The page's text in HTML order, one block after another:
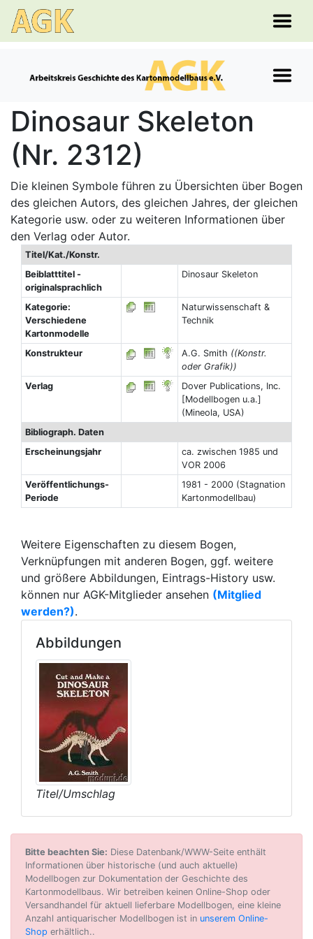
Dinosaur Skeleton
(Nr. 2312)
Die kleinen Symbole führen zu Übersichten über Bogen
des gleichen Autors, des gleichen Jahres, der gleichen
Kategorie usw. oder zu weiteren Informationen über
den Verlag oder Autor.
Titel/Kat./Konstr.
Beiblatttitel -
originalsprachlich
Dinosaur Skeleton
Kategorie:
Verschiedene
Kartonmodelle
Naturwissenschaft &
Technik
Konstrukteur A.G. Smith ((Konstr.
oder Grafik))
Verlag
Dover Publications, Inc.
[Modellbogen u.a.]
(Mineola, USA)
Bibliograph. Daten
Erscheinungsjahr
ca. zwischen 1985 und
VOR 2006
Veröffentlichungs-
Periode
1981 - 2000 (Stagnation
Kartonmodellbau)
Weitere Eigenschaften zu diesem Bogen,
Verknüpfungen mit anderen Bogen, ggf. weitere
und größere Abbildungen, Eintrags-History usw.
können nur AGK-Mitglieder ansehen (Mitglied
werden?).
Abbildungen
Titel/Umschlag
Bitte beachten Sie: Diese Datenbank/WWW-Seite enthält
Informationen über historische (und auch aktuelle)
Modellbogen zur Dokumentation der Geschichte des
Kartonmodellbaus. Wir betreiben keinen Online-Shop oder
Versandhandel für aktuell lieferbare Modellbogen, eine kleine
Anzahl antiquarischer Modellbogen ist in unserem Online-
Shop erhältlich..